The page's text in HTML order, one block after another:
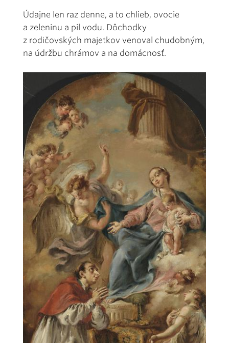
Údajne len raz denne, a to chlieb, ovocie
a zeleninu a pil vodu. Dôchodky
z rodičovských majetkov venoval chudobným,
na údržbu chrámov a na domácnosť.